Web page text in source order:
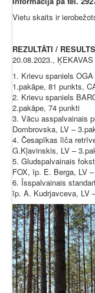
Vietu skaits ir
REZULTĀTI /
20.08.2023., ĶEKAVAS
1. Krievu spaniels
1.pakāpe, 81 punkts,
2. Krievu spaniels
2.pakāpe, 74 punkti
3. Vācu asspalvainais
Dombrovska, LV –
4. Česapīkas līča
G.Kļavinskis, LV –
5. Gludspalvainais
FOX, īp. E. Berga, LV
6. Īsspalvainais
īp. A. Kudrjavceva, LV